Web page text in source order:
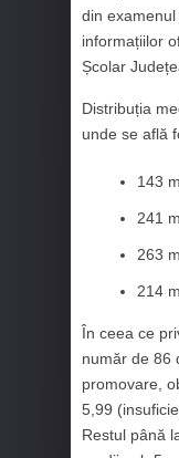
din
informațiilor
Școlar
Distribuția
unde se află
143
241
263
214
În ceea ce
număr de 86
promovare,
5,99
Restul până